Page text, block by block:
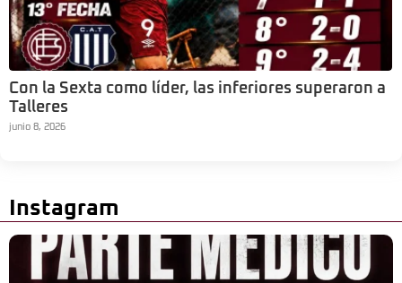
Con la Sexta como líder, las inferiores superaron a
Talleres
junio 8, 2026
Instagram